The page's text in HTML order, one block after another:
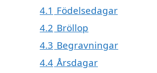
4.1 Födelsedagar
4.2 Bröllop
4.3 Begravningar
4.4 Årsdagar